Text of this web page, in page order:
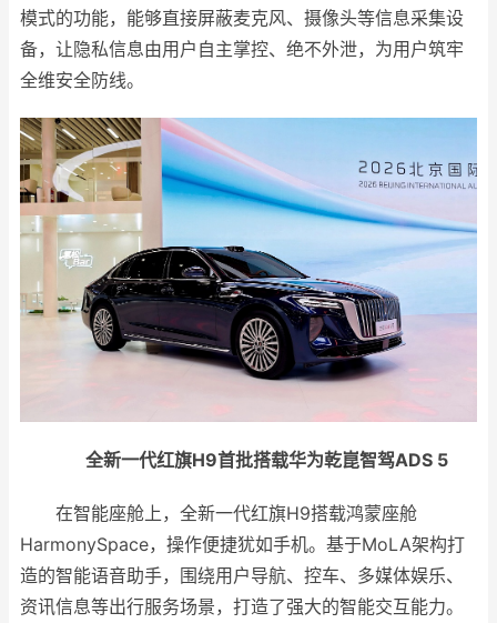
模式的功能，能够直接屏蔽麦克风、摄像头等信息采集设
备，让隐私信息由用户自主掌控、绝不外泄，为用户筑牢
全维安全防线。
全新一代红旗H9首批搭载华为乾崑智驾ADS 5
在智能座舱上，全新一代红旗H9搭载鸿蒙座舱
HarmonySpace，操作便捷犹如手机。基于MoLA架构打
造的智能语音助手，围绕用户导航、控车、多媒体娱乐、
资讯信息等出行服务场景，打造了强大的智能交互能力。